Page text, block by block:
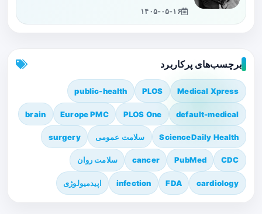
۱۴۰۵-۰۵-۱۶
برچسب‌های پرکاربرد
Medical Xpress
PLOS
public-health
default-medical
PLOS One
Europe PMC
brain
ScienceDaily Health سلامت عمومی surgery
CDC
PubMed
cancer سلامت روان
cardiology
FDA
infection اپیدمیولوژی